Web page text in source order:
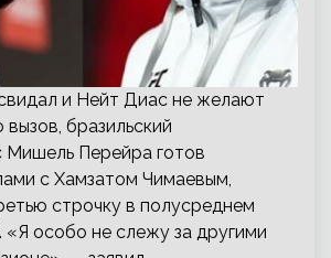
и Нейт Диас не желают
вызов, бразильский
Мишель Перейра готов
с Хамзатом Чимаевым,
строчку в полусреднем
«Я особо не слежу за другими